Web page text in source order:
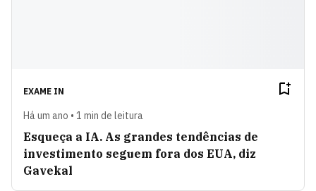
EXAME IN
Há um ano • 1 min de leitura
Esqueça a IA. As grandes tendências de
investimento seguem fora dos EUA, diz
Gavekal